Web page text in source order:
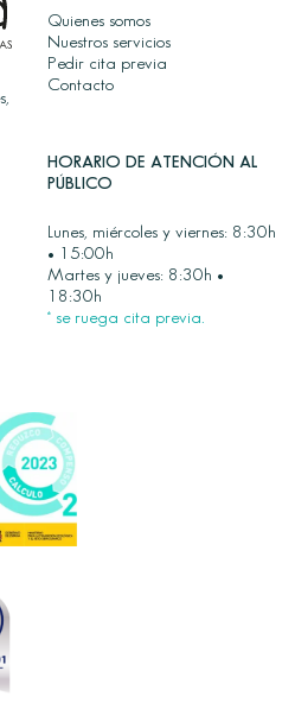
Quienes somos
Nuestros servicios
Pedir cita previa
Contacto
HORARIO DE ATENCIÓN AL
PÚBLICO
Lunes, miércoles y viernes: 8:30h
• 15:00h
Martes y jueves: 8:30h •
18:30h
* se ruega cita previa.